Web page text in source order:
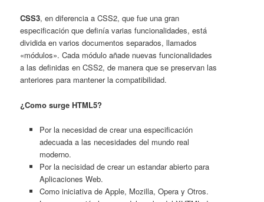
CSS3, en diferencia a CSS2, que fue una gran
especificación que definía varias funcionalidades, está
dividida en varios documentos separados, llamados
«módulos». Cada módulo añade nuevas funcionalidades
a las definidas en CSS2, de manera que se preservan las
anteriores para mantener la compatibilidad.
¿Como surge HTML5?
Por la necesidad de crear una especificación
adecuada a las necesidades del mundo real
moderno.
Por la necisidad de crear un estandar abierto para
Aplicaciones Web.
Como iniciativa de Apple, Mozilla, Opera y Otros.